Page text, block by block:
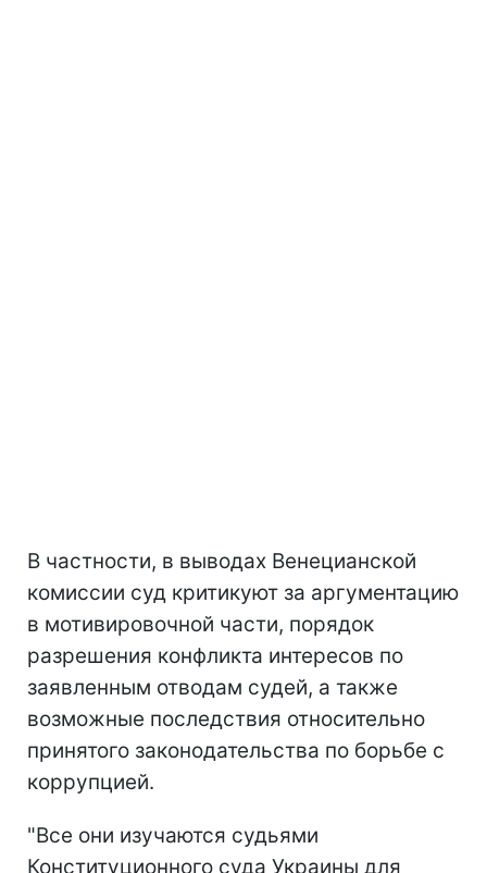
В частности, в выводах Венецианской
комиссии суд критикуют за аргументацию
в мотивировочной части, порядок
разрешения конфликта интересов по
заявленным отводам судей, а также
возможные последствия относительно
принятого законодательства по борьбе с
коррупцией.
"Все они изучаются судьями
Конституционного суда Украины для